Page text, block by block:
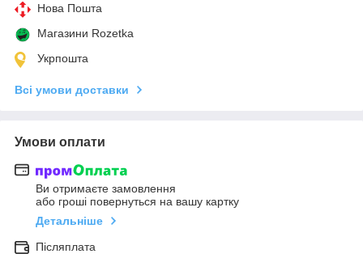
Нова Пошта
Магазини Rozetka
Укрпошта
Всі умови доставки
Умови оплати
Ви отримаєте замовлення
або гроші повернуться на вашу картку
Детальніше
Післяплата